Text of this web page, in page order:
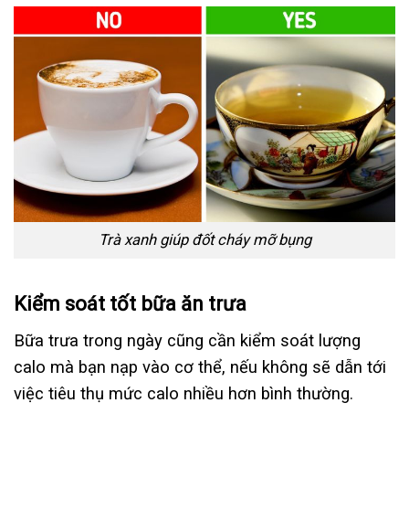
Trà xanh giúp đốt cháy mỡ bụng
Kiểm soát tốt bữa ăn trưa
Bữa trưa trong ngày cũng cần kiểm soát lượng
calo mà bạn nạp vào cơ thể, nếu không sẽ dẫn tới
việc tiêu thụ mức calo nhiều hơn bình thường.